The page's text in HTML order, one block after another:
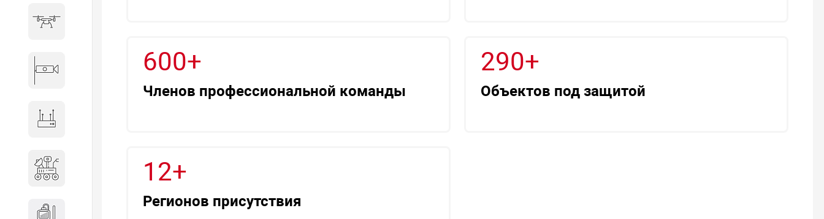
Видеонаблюдение
Антитеррористическое
600+
Членов профессиональной команды
290+
Объектов под защитой
12+
Регионов присутствия